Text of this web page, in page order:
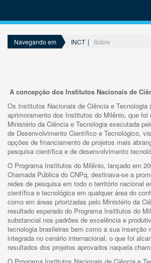
Navegando em INCT Sobre
A concepção dos Institutos Nacionais de
Os Institutos Nacionais de Ciência e Tecnologia
aprimoramento dos Institutos do Milênio, que foi
Ministério da Ciência e Tecnologia executada
de Desenvolvimento Científico e Tecnológico,
opções de financiamento de projetos mais
pesquisa científica e de desenvolvimento
O Programa Institutos do Milênio, lançado em
Chamada Pública do CNPq, destinava-se a
redes de pesquisa em todo o território nacional
científica e tecnológica em qualquer área do
como em áreas priorizadas pelo Ministério da
resultado esperado do Programa Institutos do
substancial nos padrões de excelência e
tecnologia brasileiras bem como a sua inserção
integrada no cenário internacional, o que foi
resultados dos projetos aprovados naquela